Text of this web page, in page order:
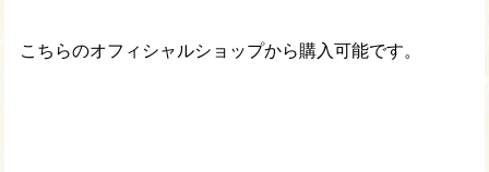
こちらのオフィシャルショップから購入可能です。